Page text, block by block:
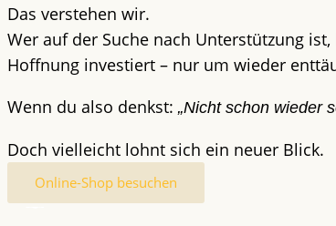
Das verstehen wir.
Wer auf der Suche nach Unterstützung
Hoffnung investiert – nur um wieder
Wenn du also denkst: „Nicht schon wieder
Doch vielleicht lohnt sich ein neuer Blick.
Online-Shop besuchen